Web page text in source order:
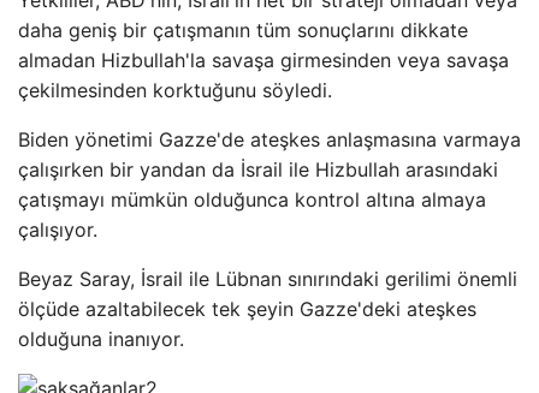
daha geniş bir çatışmanın tüm sonuçlarını dikkate
almadan Hizbullah'la savaşa girmesinden veya savaşa
çekilmesinden korktuğunu söyledi.
Biden yönetimi Gazze'de ateşkes anlaşmasına varmaya
çalışırken bir yandan da İsrail ile Hizbullah arasındaki
çatışmayı mümkün olduğunca kontrol altına almaya
çalışıyor.
Beyaz Saray, İsrail ile Lübnan sınırındaki gerilimi önemli
ölçüde azaltabilecek tek şeyin Gazze'deki ateşkes
olduğuna inanıyor.